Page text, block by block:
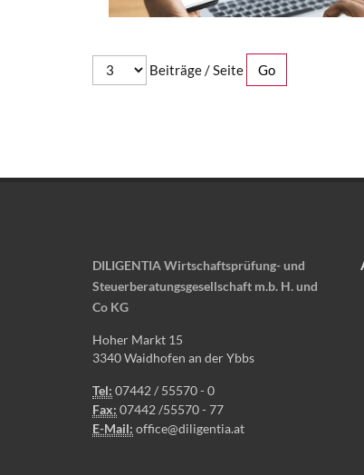
Beiträge / Seite
DILIGENTIA Wirtschaftsprüfung- und
Steuerberatungsgesellschaft m.b. H. und
Co KG
Hoher Markt 15
3340 Waidhofen an der Ybbs
Tel: 07442 / 55570 - 0
Fax: 07442 /55570 - 77
E-Mail: office@diligentia.at